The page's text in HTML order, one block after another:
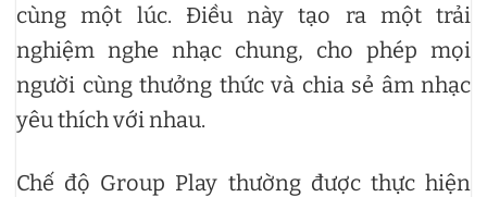
cùng một lúc. Điều này tạo ra một trải
nghiệm nghe nhạc chung, cho phép mọi
người cùng thưởng thức và chia sẻ âm nhạc
yêu thích với nhau.
Chế độ Group Play thường được thực hiện